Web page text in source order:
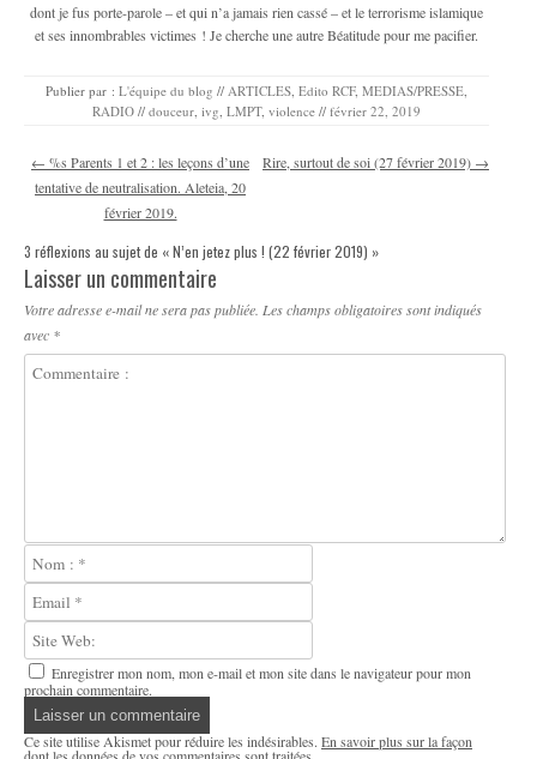
dont je fus porte-parole – et qui n’a jamais rien cassé – et le terrorisme islamique
et ses innombrables victimes ! Je cherche une autre Béatitude pour me pacifier.
Publier par : L'équipe du blog // ARTICLES Edito RCF, MEDIAS/PRESSE
RADIO // douceur ivg LMPT, violence // février 22, 2019
Navigation des articles
← %s Parents 1 et 2 : les leçons d’une
tentative de neutralisation. Aleteia, 20
février 2019.
Rire, surtout de soi (27 février 2019) →
3 réflexions au sujet de «N’en jetez plus ! (22 février 2019) »
Laisser un commentaire
Votre adresse e-mail ne sera pas publiée. Les champs obligatoires sont indiqués
avec *
Enregistrer mon nom, mon e-mail et mon site dans le navigateur pour mon
prochain commentaire.
Ce site utilise Akismet pour réduire les indésirables. En savoir plus sur la façon
dont les données de vos commentaires sont traitées.